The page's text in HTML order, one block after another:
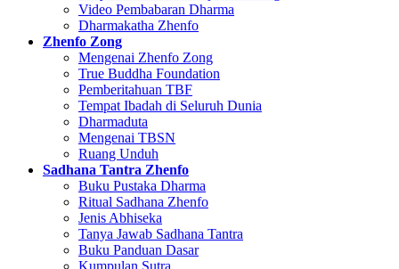
Video Pembabaran Dharma
Dharmakatha Zhenfo
Zhenfo Zong
Mengenai Zhenfo Zong
True Buddha Foundation
Pemberitahuan TBF
Tempat Ibadah di Seluruh Dunia
Dharmaduta
Mengenai TBSN
Ruang Unduh
Sadhana Tantra Zhenfo
Buku Pustaka Dharma
Ritual Sadhana Zhenfo
Jenis Abhiseka
Tanya Jawab Sadhana Tantra
Buku Panduan Dasar
Kumpulan Sutra